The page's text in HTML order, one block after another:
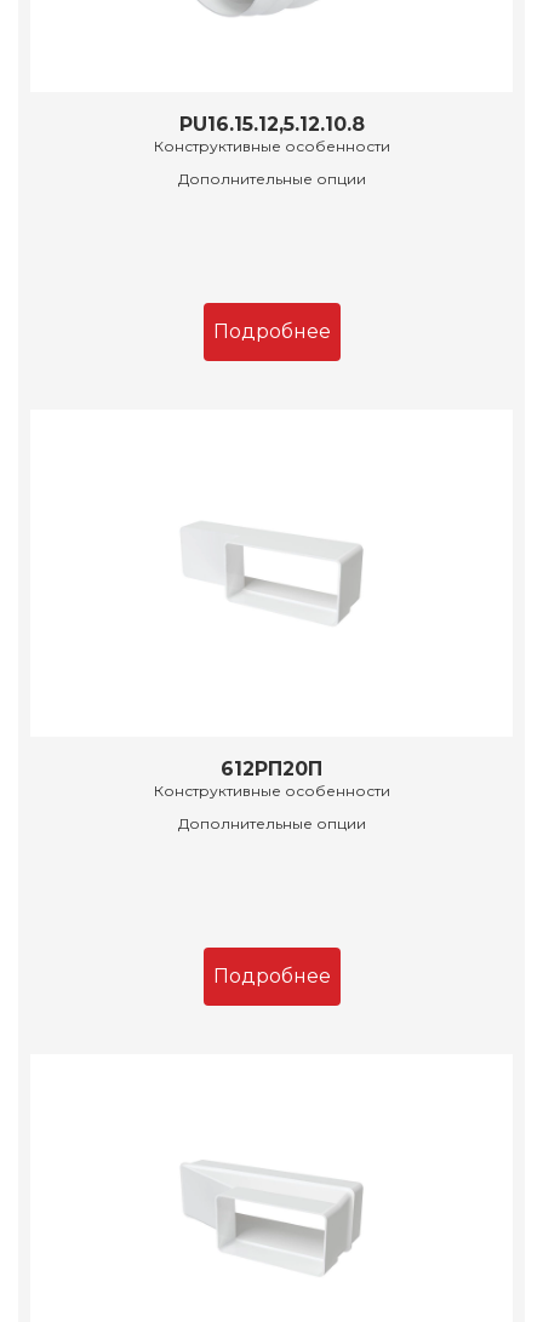
PU16.15.12,5.12.10.8
Конструктивные особенности
Дополнительные опции
Подробнее
612РП20П
Конструктивные особенности
Дополнительные опции
Подробнее